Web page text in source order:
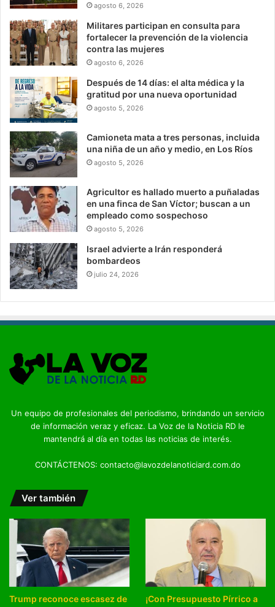
agosto 6, 2026
Militares participan en consulta para
fortalecer la prevención de la violencia
contra las mujeres
agosto 6, 2026
Después de 14 días: el alta médica y la
gratitud por una nueva oportunidad
agosto 5, 2026
Camioneta mata a tres personas, incluida
una niña de un año y medio, en Los Ríos
agosto 5, 2026
Agricultor es hallado muerto a puñaladas
en una finca de San Víctor; buscan a un
empleado como sospechoso
agosto 5, 2026
Israel advierte a Irán responderá
bombardeos
julio 24, 2026
Un equipo de profesionales del periodismo, brindando un servicio
de información veraz y eficaz. La Voz de la Noticia RD le
mantendrá al día en todas las noticias de interés.
CONTÁCTENOS: contacto@lavozdelanoticiard.com.do
Ver también
Trump reconoce escasez de
¡Con Presupuesto Pírrico a